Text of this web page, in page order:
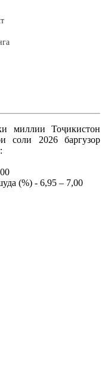
миллии Тоҷикистон
соли 2026 баргузор
(%) - 6,95 – 7,00